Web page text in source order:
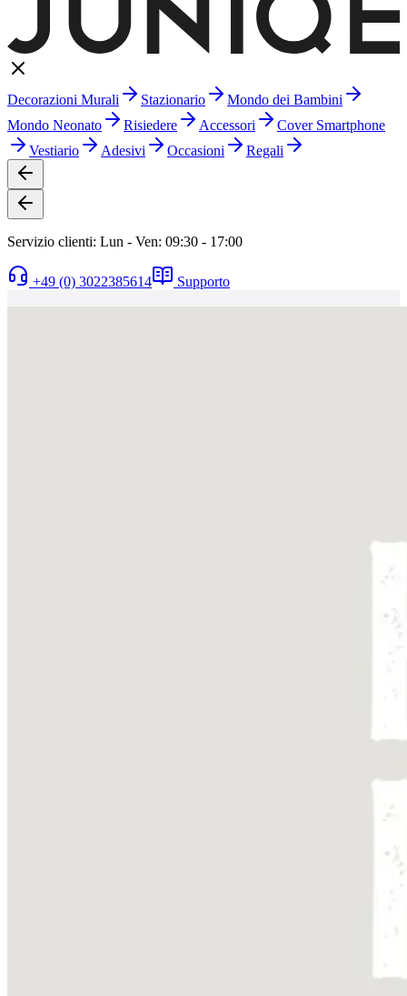
Decorazioni Murali Stazionario
Mondo dei Bambini
Mondo Neonato
Risiedere Accessori
Cover Smartphone
Vestiario
Adesivi Occasioni Regali
Servizio clienti: Lun - Ven: 09:30 - 17:00
+49 (0) 3022385614 Supporto